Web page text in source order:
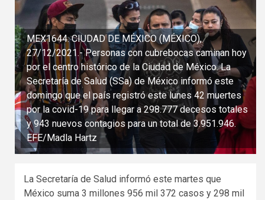
MEX1644. CIUDAD DE MÉXICO (MÉXICO),
27/12/2021.- Personas con cubrebocas caminan hoy
por el centro histórico de la Ciudad de México. La
Secretaría de Salud (SSa) de México informó este
domingo que el país registró este lunes 42 muertes
por la covid-19 para llegar a 298.777 decesos totales
y 943 nuevos contagios para un total de 3.951.946.
EFE/Madla Hartz
La Secretaría de Salud informó este martes que
México suma 3 millones 956 mil 372 casos y 298 mil